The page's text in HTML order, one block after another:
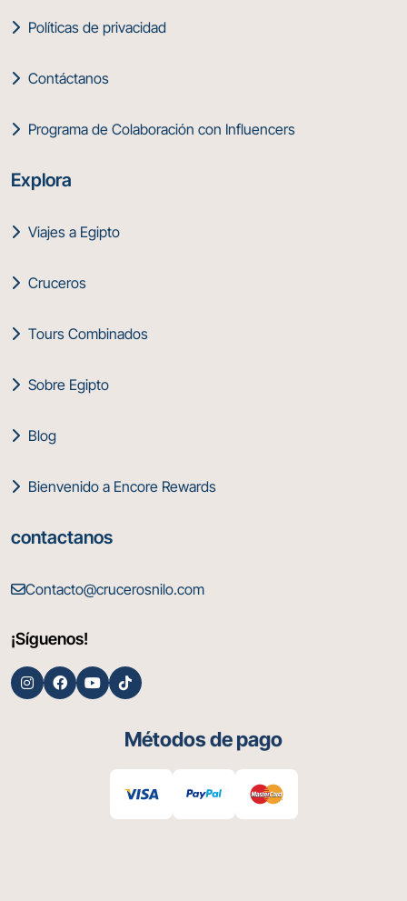
Políticas de privacidad
Contáctanos
Programa de Colaboración con Influencers
Explora
Viajes a Egipto
Cruceros
Tours Combinados
Sobre Egipto
Blog
Bienvenido a Encore Rewards
contactanos
Contacto@crucerosnilo.com
¡Síguenos!
Métodos de pago